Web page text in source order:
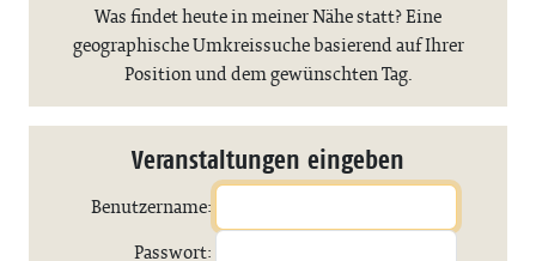
Was findet heute in meiner Nähe statt? Eine
geographische Umkreissuche basierend auf Ihrer
Position und dem gewünschten Tag.
Veranstaltungen eingeben
Benutzername:
Passwort: